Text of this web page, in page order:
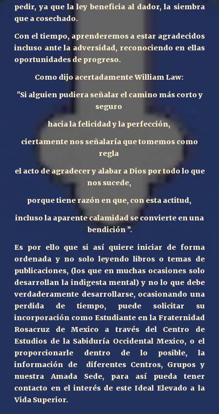
pedir, ya que la ley beneficia al dador, la siembra
que a cosechado.
Con el tiempo, aprenderemos a estar agradecidos
incluso ante la adversidad, reconociendo en ellas
oportunidades de progreso.
Como dijo acertadamente William Law:
"Si alguien pudiera señalar el camino más corto y
seguro
hacia la felicidad y la perfección,
ciertamente nos señalaría que tomemos como
regla
el acto de agradecer y alabar a Dios por todo lo que
nos sucede,
porque tiene razón en que, con esta actitud,
incluso la aparente calamidad se convierte en una
bendición ”.
Es por ello que si así quiere iniciar de forma
ordenada y no solo leyendo libros o temas de
publicaciones, (los que en muchas ocasiones solo
desarrollan la indigesta mental) y no lo que debe
verdaderamente desarrollarse, ocasionando una
perdida de tiempo, puede solicitar su
incorporación como Estudiante en la Fraternidad
Rosacruz de Mexico a través del Centro de
Estudios de la Sabiduría Occidental Mexico, o el
proporcionarle dentro de lo posible, la
información de diferentes Centros, Grupos y
nuestra Amada Sede, para así pueda tener
contacto en el interés de este Ideal Elevado a la
Vida Superior.